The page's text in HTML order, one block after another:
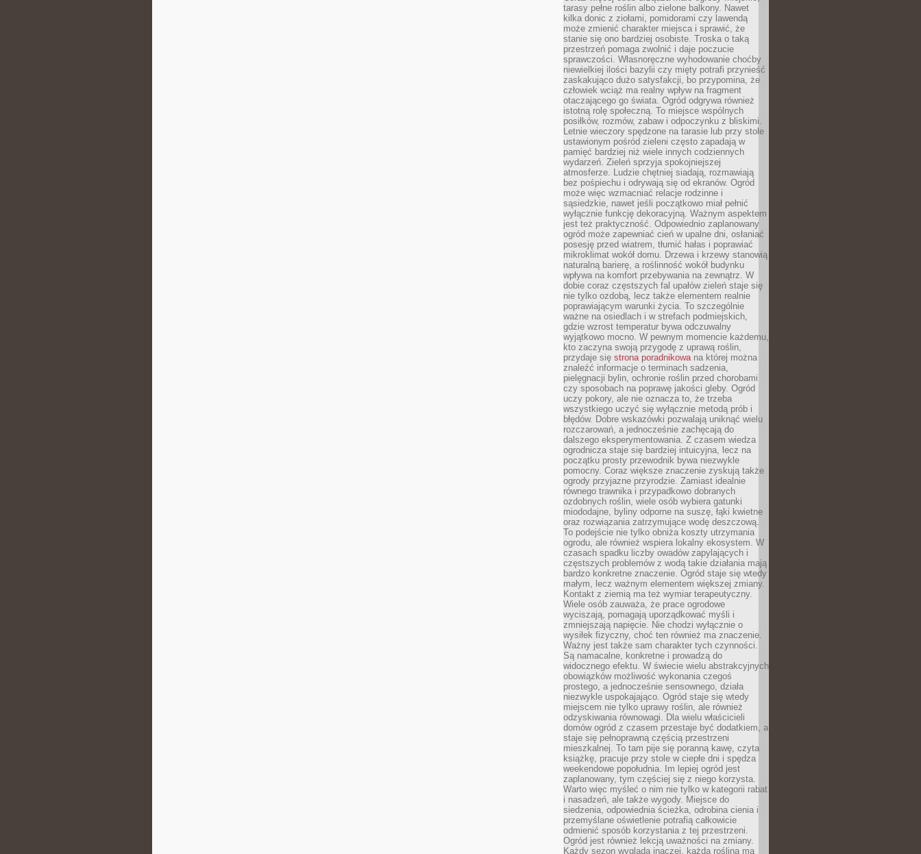
tarasy pełne roślin albo zielone balkony. Nawet
kilka donic z ziołami, pomidorami czy lawendą
może zmienić charakter miejsca i sprawić, że
stanie się ono bardziej osobiste. Troska o taką
przestrzeń pomaga zwolnić i daje poczucie
sprawczości. Własnoręczne wyhodowanie choćby
niewielkiej ilości bazylii czy mięty potrafi przynieść
zaskakująco dużo satysfakcji, bo przypomina, że
człowiek wciąż ma realny wpływ na fragment
otaczającego go świata. Ogród odgrywa również
istotną rolę społeczną. To miejsce wspólnych
posiłków, rozmów, zabaw i odpoczynku z bliskimi.
Letnie wieczory spędzone na tarasie lub przy stole
ustawionym pośród zieleni często zapadają w
pamięć bardziej niż wiele innych codziennych
wydarzeń. Zieleń sprzyja spokojniejszej
atmosferze. Ludzie chętniej siadają, rozmawiają
bez pośpiechu i odrywają się od ekranów. Ogród
może więc wzmacniać relacje rodzinne i
sąsiedzkie, nawet jeśli początkowo miał pełnić
wyłącznie funkcję dekoracyjną. Ważnym aspektem
jest też praktyczność. Odpowiednio zaplanowany
ogród może zapewniać cień w upalne dni, osłaniać
posesję przed wiatrem, tłumić hałas i poprawiać
mikroklimat wokół domu. Drzewa i krzewy stanowią
naturalną barierę, a roślinność wokół budynku
wpływa na komfort przebywania na zewnątrz. W
dobie coraz częstszych fal upałów zieleń staje się
nie tylko ozdobą, lecz także elementem realnie
poprawiającym warunki życia. To szczególnie
ważne na osiedlach i w strefach podmiejskich,
gdzie wzrost temperatur bywa odczuwalny
wyjątkowo mocno. W pewnym momencie każdemu,
kto zaczyna swoją przygodę z uprawą roślin,
przydaje się strona poradnikowana której można
znaleźć informacje o terminach sadzenia,
pielęgnacji bylin, ochronie roślin przed chorobami
czy sposobach na poprawę jakości gleby. Ogród
uczy pokory, ale nie oznacza to, że trzeba
wszystkiego uczyć się wyłącznie metodą prób i
błędów. Dobre wskazówki pozwalają uniknąć wielu
rozczarowań, a jednocześnie zachęcają do
dalszego eksperymentowania. Z czasem wiedza
ogrodnicza staje się bardziej intuicyjna, lecz na
początku prosty przewodnik bywa niezwykle
pomocny. Coraz większe znaczenie zyskują także
ogrody przyjazne przyrodzie. Zamiast idealnie
równego trawnika i przypadkowo dobranych
ozdobnych roślin, wiele osób wybiera gatunki
miododajne, byliny odporne na suszę, łąki kwietne
oraz rozwiązania zatrzymujące wodę deszczową.
To podejście nie tylko obniża koszty utrzymania
ogrodu, ale również wspiera lokalny ekosystem. W
czasach spadku liczby owadów zapylających i
częstszych problemów z wodą takie działania mają
bardzo konkretne znaczenie. Ogród staje się wtedy
małym, lecz ważnym elementem większej zmiany.
Kontakt z ziemią ma też wymiar terapeutyczny.
Wiele osób zauważa, że prace ogrodowe
wyciszają, pomagają uporządkować myśli i
zmniejszają napięcie. Nie chodzi wyłącznie o
wysiłek fizyczny, choć ten również ma znaczenie.
Ważny jest także sam charakter tych czynności.
Są namacalne, konkretne i prowadzą do
widocznego efektu. W świecie wielu abstrakcyjnych
obowiązków możliwość wykonania czegoś
prostego, a jednocześnie sensownego, działa
niezwykle uspokajająco. Ogród staje się wtedy
miejscem nie tylko uprawy roślin, ale również
odzyskiwania równowagi. Dla wielu właścicieli
domów ogród z czasem przestaje być dodatkiem, a
staje się pełnoprawną częścią przestrzeni
mieszkalnej. To tam pije się poranną kawę, czyta
książkę, pracuje przy stole w ciepłe dni i spędza
weekendowe popołudnia. Im lepiej ogród jest
zaplanowany, tym częściej się z niego korzysta.
Warto więc myśleć o nim nie tylko w kategorii rabat
i nasadzeń, ale także wygody. Miejsce do
siedzenia, odpowiednia ścieżka, odrobina cienia i
przemyślane oświetlenie potrafią całkowicie
odmienić sposób korzystania z tej przestrzeni.
Ogród jest również lekcją uważności na zmiany.
Każdy sezon wygląda inaczej, każda roślina ma